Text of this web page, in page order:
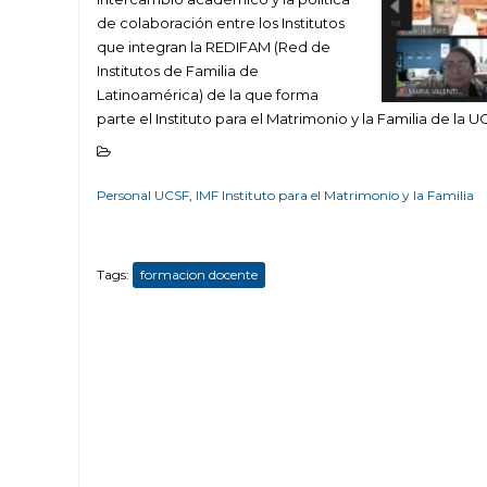
de colaboración entre los Institutos
que integran la REDIFAM (Red de
Institutos de Familia de
Latinoamérica) de la que forma
parte el Instituto para el Matrimonio y la Familia de la
Personal UCSF, IMF Instituto para el Matrimonio y la Familia
Tags: formacion docente